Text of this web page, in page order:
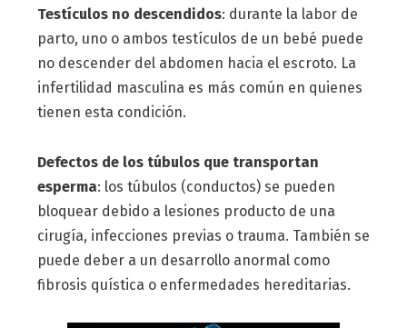
Testículos no descendidos: durante la labor de
parto, uno o ambos testículos de un bebé puede
no descender del abdomen hacia el escroto. La
infertilidad masculina es más común en quienes
tienen esta condición.
Defectos de los túbulos que transportan
esperma: los túbulos (conductos) se pueden
bloquear debido a lesiones producto de una
cirugía, infecciones previas o trauma. También se
puede deber a un desarrollo anormal como
fibrosis quística o enfermedades hereditarias.